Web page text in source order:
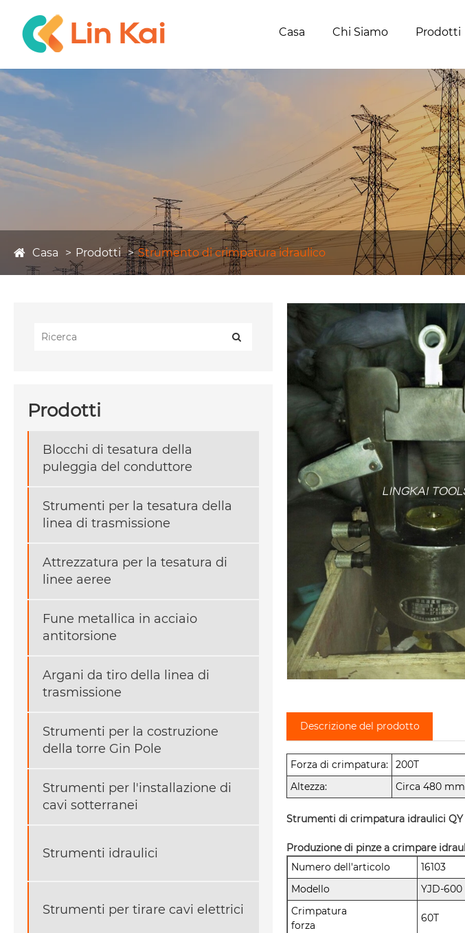
Casa Chi Siamo Prodotti
Casa Prodotti Strumento di crimpatura idraulico
Prodotti
Blocchi di tesatura della
puleggia del conduttore
Strumenti per la tesatura della
linea di trasmissione
Attrezzatura per la tesatura di
linee aeree
Fune metallica in acciaio
antitorsione
Argani da tiro della linea di
trasmissione
Strumenti per la costruzione
della torre Gin Pole
Strumenti per l'installazione di
cavi sotterranei
Strumenti idraulici
Strumenti per tirare cavi elettrici
Descrizione del prodotto
Forza di crimpatura: 200T
Altezza:
Circa 480 mm
Strumenti di crimpatura idraulici QY
Produzione di pinze a crimpare
Numero dell'articolo
16103
Modello
YJD-600
Crimpatura
forza
60T